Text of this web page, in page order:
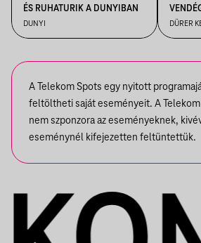
ÉS RUHATURIK A DUNYIBAN
DUNYI DÜRER
A Telekom Spots egy nyitott
feltöltheti saját eseményeit. A
nem szponzora az eseményeknek,
eseménynél kifejezetten feltüntettük.